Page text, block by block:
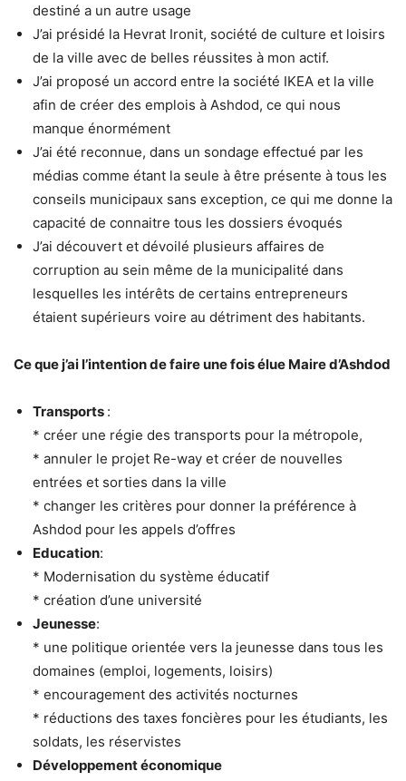
destiné a un autre usage
J’ai présidé la Hevrat Ironit, société de culture et loisirs
de la ville avec de belles réussites à mon actif.
J’ai proposé un accord entre la société IKEA et la ville
afin de créer des emplois à Ashdod, ce qui nous
manque énormément
J’ai été reconnue, dans un sondage effectué par les
médias comme étant la seule à être présente à tous les
conseils municipaux sans exception, ce qui me donne la
capacité de connaitre tous les dossiers évoqués
J’ai découvert et dévoilé plusieurs affaires de
corruption au sein même de la municipalité dans
lesquelles les intérêts de certains entrepreneurs
étaient supérieurs voire au détriment des habitants.
Ce que j’ai l’intention de faire une fois élue Maire d’Ashdod
Transports :
* créer une régie des transports pour la métropole,
* annuler le projet Re-way et créer de nouvelles
entrées et sorties dans la ville
* changer les critères pour donner la préférence à
Ashdod pour les appels d’offres
Education:
* Modernisation du système éducatif
* création d’une université
Jeunesse:
* une politique orientée vers la jeunesse dans tous les
domaines (emploi, logements, loisirs)
* encouragement des activités nocturnes
* réductions des taxes foncières pour les étudiants, les
soldats, les réservistes
Développement économique